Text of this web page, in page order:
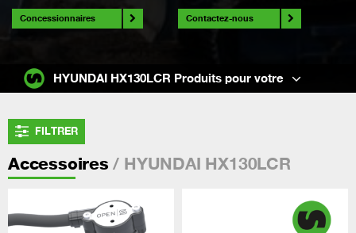
Concessionnaires Contactez-nous
FILTRER
Accessoires / HYUNDAI HX130LCR
HYUNDAI HX130LCR Produits pour votre